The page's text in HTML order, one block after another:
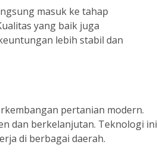
masuk ke tahap
yang baik juga
lebih stabil dan
pertanian modern.
dan berkelanjutan. Teknologi ini
di berbagai daerah.